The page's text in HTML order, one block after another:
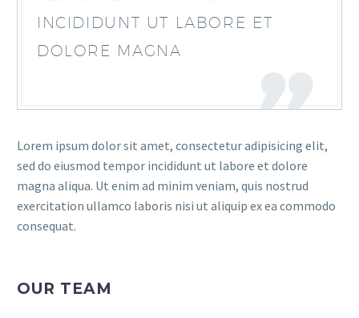
INCIDIDUNT UT LABORE ET
DOLORE MAGNA
Lorem ipsum dolor sit amet, consectetur adipisicing elit,
sed do eiusmod tempor incididunt ut labore et dolore
magna aliqua. Ut enim ad minim veniam, quis nostrud
exercitation ullamco laboris nisi ut aliquip ex ea commodo
consequat.
OUR TEAM